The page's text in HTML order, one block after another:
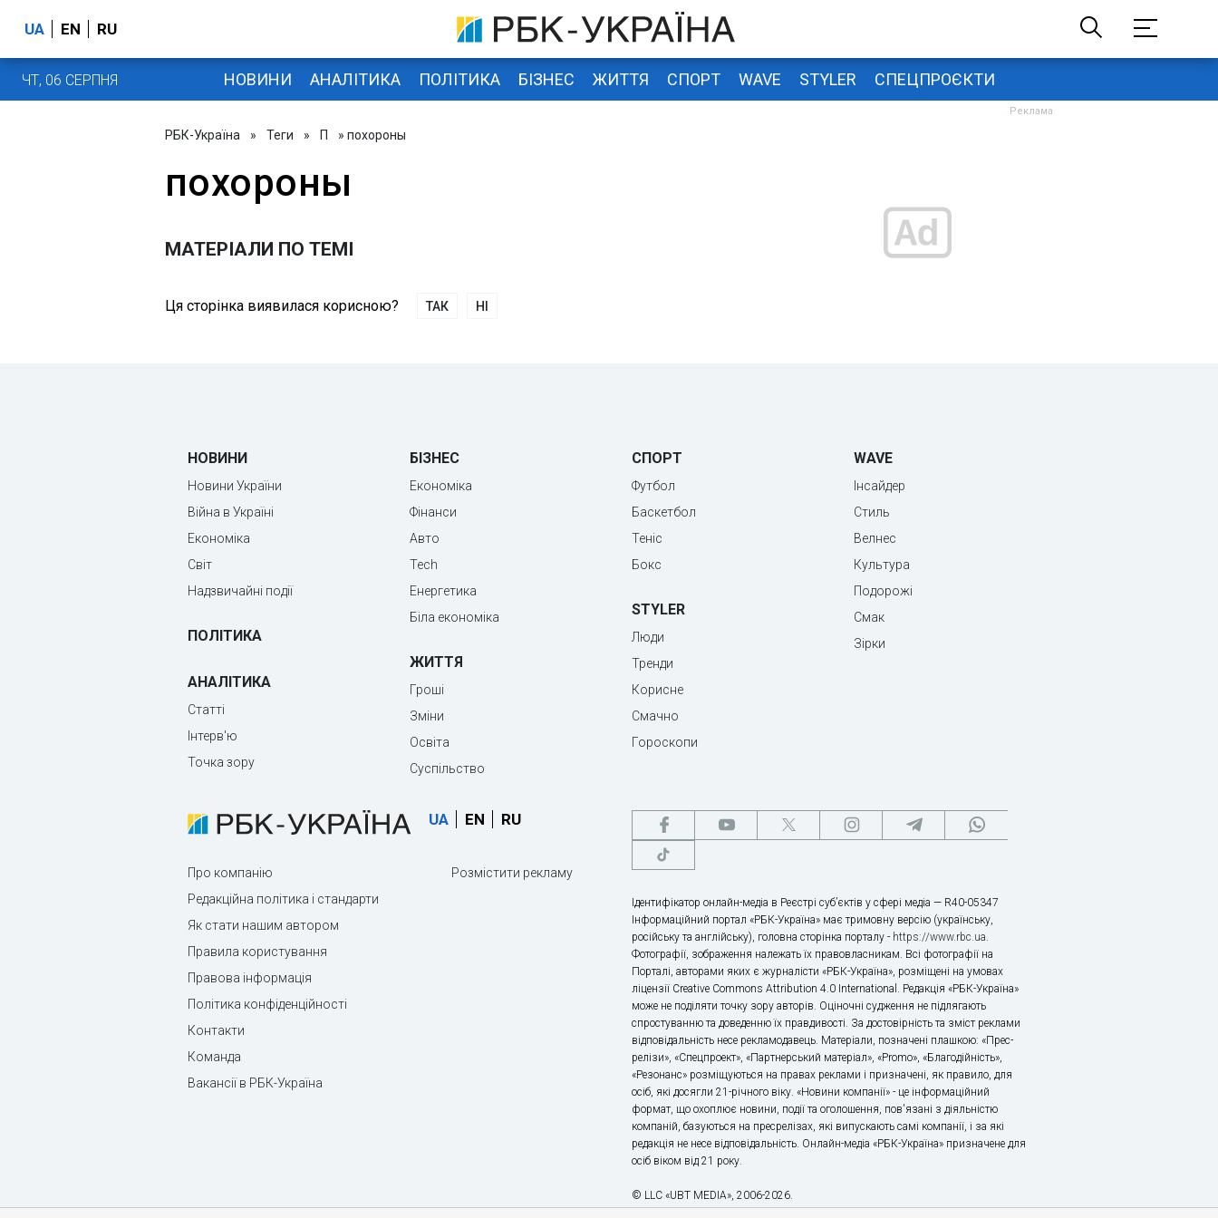
UA EN RU
ЧТ, 06 СЕРПНЯ НОВИНИ АНАЛІТИКА ПОЛІТИКА БІЗНЕС ЖИТТЯ СПОРТ WAVE STYLER СПЕЦПРОЄКТИ
РБК-Україна » Теги » П » похороны
похороны
МАТЕРІАЛИ ПО ТЕМІ
Ця сторінка виявилася корисною? ТАК НІ
НОВИНИ
Новини України
Війна в Україні
Економіка
Світ
Надзвичайні події
ПОЛІТИКА
АНАЛІТИКА
Статті
Інтерв'ю
Точка зору
БІЗНЕС
Економіка
Фінанси
Авто
Tech
Енергетика
Біла економіка
ЖИТТЯ
Гроші
Зміни
Освіта
Суспільство
СПОРТ
Футбол
Баскетбол
Теніс
Бокс
STYLER
Люди
Тренди
Корисне
Смачно
Гороскопи
WAVE
Інсайдер
Стиль
Велнес
Культура
Подорожі
Смак
Зірки
UA EN RU
Про компанію
Редакційна політика і стандарти
Як стати нашим автором
Правила користування
Правова інформація
Політика конфіденційності
Контакти
Команда
Вакансії в РБК-Україна
Розмістити рекламу
Ідентифікатор онлайн-медіа в Реєстрі суб’єктів у сфері медіа — R40-05347
Інформаційний портал «РБК-Україна» має тримовну версію (українську,
російську та англійську), головна сторінка порталу - https://www.rbc.ua.
Фотографії, зображення належать їх правовласникам. Всі фотографії на
Порталі, авторами яких є журналісти «РБК-Україна», розміщені на умовах
ліцензії Creative Commons Attribution 4.0 International. Редакція «РБК-Україна»
може не поділяти точку зору авторів. Оціночні судження не підлягають
спростуванню та доведенню їх правдивості. За достовірність та зміст реклами
відповідальність несе рекламодавець. Матеріали, позначені плашкою: «Прес-
релізи», «Спецпроект», «Партнерський матеріал», «Promo», «Благодійність»,
«Резонанс» розміщуються на правах реклами і призначені, як правило, для
осіб, які досягли 21-річного віку. «Новини компанії» - це інформаційний
формат, що охоплює новини, події та оголошення, пов'язані з діяльністю
компаній, базуються на пресрелізах, які випускають самі компанії, і за які
редакція не несе відповідальність. Онлайн-медіа «РБК-Україна» призначене для
осіб віком від 21 року.
© LLC «UBT MEDIA», 2006-2026.